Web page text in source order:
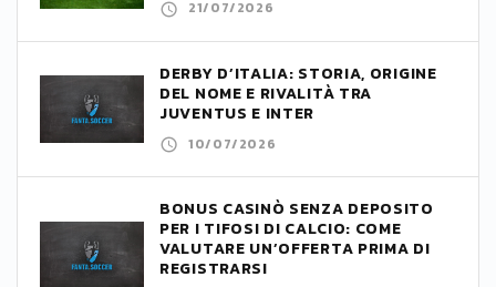
21/07/2026
DERBY D’ITALIA: STORIA, ORIGINE
DEL NOME E RIVALITÀ TRA
JUVENTUS E INTER
10/07/2026
BONUS CASINÒ SENZA DEPOSITO
PER I TIFOSI DI CALCIO: COME
VALUTARE UN’OFFERTA PRIMA DI
REGISTRARSI